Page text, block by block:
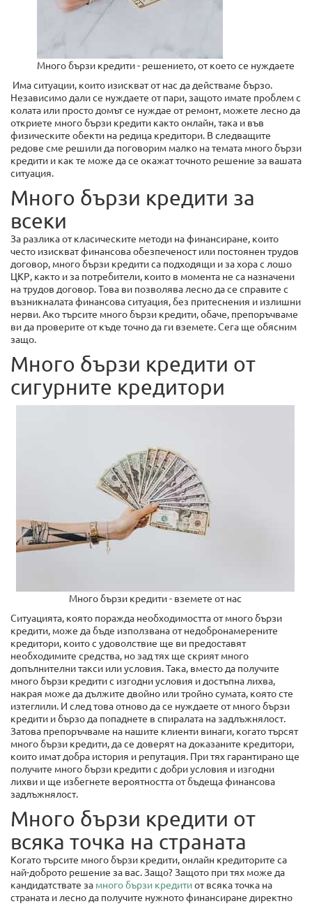
Много бързи кредити - решението, от което се нуждаете
Има ситуации, които изискват от нас да действаме бързо.
Независимо дали се нуждаете от пари, защото имате проблем с
колата или просто домът се нуждае от ремонт, можете лесно да
откриете много бързи кредити както онлайн, така и във
физическите обекти на редица кредитори. В следващите
редове сме решили да поговорим малко на темата много бързи
кредити и как те може да се окажат точното решение за вашата
ситуация.
Много бързи кредити за
всеки
За разлика от класическите методи на финансиране, които
често изискват финансова обезпеченост или постоянен трудов
договор, много бързи кредити са подходящи и за хора с лошо
ЦКР, както и за потребители, които в момента не са назначени
на трудов договор. Това ви позволява лесно да се справите с
възникналата финансова ситуация, без притеснения и излишни
нерви. Ако търсите много бързи кредити, обаче, препоръчваме
ви да проверите от къде точно да ги вземете. Сега ще обясним
защо.
Много бързи кредити от
сигурните кредитори
Много бързи кредити - вземете от нас
Ситуацията, която поражда необходимостта от много бързи
кредити, може да бъде използвана от недобронамерените
кредитори, които с удоволствие ще ви предоставят
необходимите средства, но зад тях ще скрият много
допълнителни такси или условия. Така, вместо да получите
много бързи кредити с изгодни условия и достъпна лихва,
накрая може да дължите двойно или тройно сумата, която сте
изтеглили. И след това отново да се нуждаете от много бързи
кредити и бързо да попаднете в спиралата на задлъжнялост.
Затова препоръчваме на нашите клиенти винаги, когато търсят
много бързи кредити, да се доверят на доказаните кредитори,
които имат добра история и репутация. При тях гарантирано ще
получите много бързи кредити с добри условия и изгодни
лихви и ще избегнете вероятността от бъдеща финансова
задлъжнялост.
Много бързи кредити от
всяка точка на страната
Когато търсите много бързи кредити, онлайн кредиторите са
най-доброто решение за вас. Защо? Защото при тях може да
кандидатствате за много бързи кредитиот всяка точка на
страната и лесно да получите нужното финансиране директно